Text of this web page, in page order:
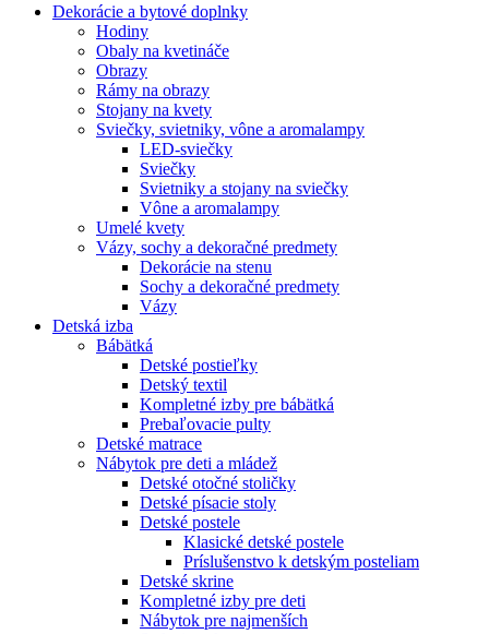
Dekorácie a bytové doplnky
Hodiny
Obaly na kvetináče
Obrazy
Rámy na obrazy
Stojany na kvety
Sviečky, svietniky, vône a aromalampy
LED-sviečky
Sviečky
Svietniky a stojany na sviečky
Vône a aromalampy
Umelé kvety
Vázy, sochy a dekoračné predmety
Dekorácie na stenu
Sochy a dekoračné predmety
Vázy
Detská izba
Bábätká
Detské postieľky
Detský textil
Kompletné izby pre bábätká
Prebaľovacie pulty
Detské matrace
Nábytok pre deti a mládež
Detské otočné stoličky
Detské písacie stoly
Detské postele
Klasické detské postele
Príslušenstvo k detským posteliam
Detské skrine
Kompletné izby pre deti
Nábytok pre najmenších